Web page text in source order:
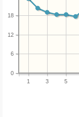
1 3 5
0
6
12
18